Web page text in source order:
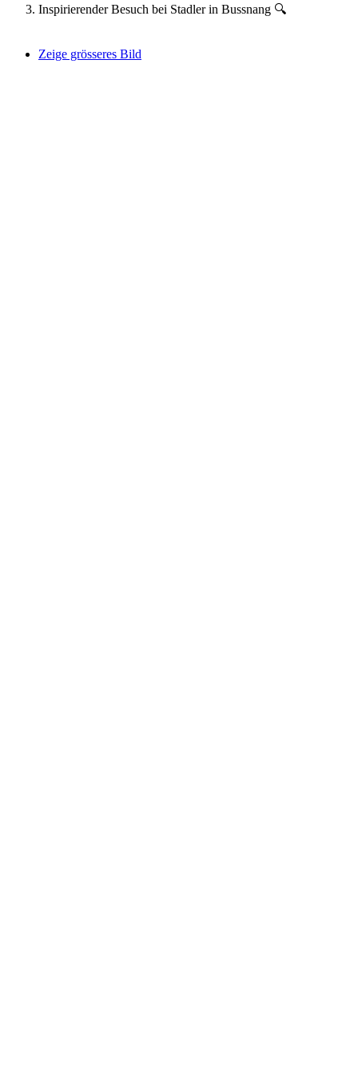
Inspirierender Besuch bei Stadler in Bussnang 🔍
Zeige grösseres Bild